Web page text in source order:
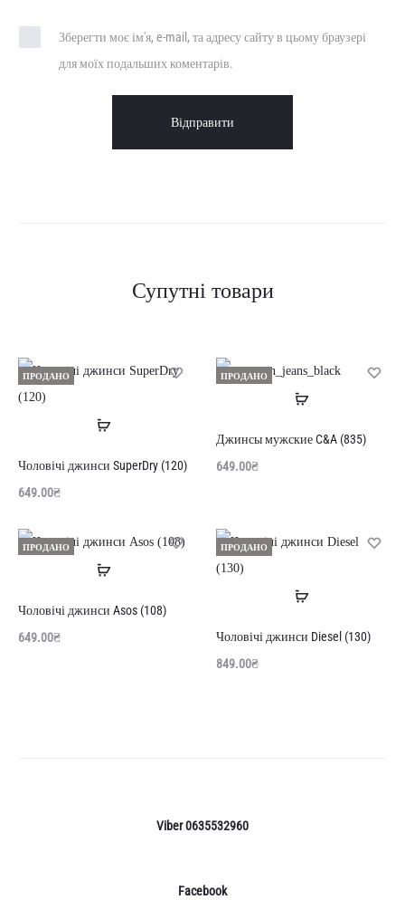
Зберегти моє ім'я, e-mail, та адресу сайту в цьому браузері
для моїх подальших коментарів.
Супутні товари
ПРОДАНО
Читати
Чоловічі джинси SuperDry (120)
649.00₴
ПРОДАНО
Читати
Джинсы мужские C&A (835)
649.00₴
ПРОДАНО
Читати
Чоловічі джинси Asos (108)
649.00₴
ПРОДАНО
Читати
Чоловічі джинси Diesel (130)
849.00₴
Viber 0635532960
Facebook